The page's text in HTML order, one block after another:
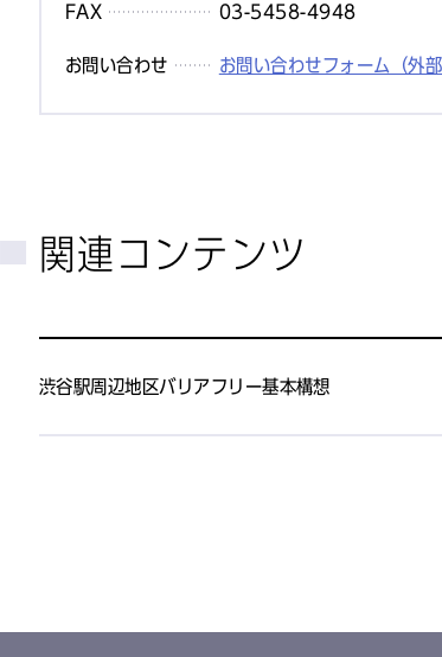
FAX 03-5458-4948
お問い合わせ お問い合わせフォーム（外部
関連コンテンツ
渋谷駅周辺地区バリアフリー基本構想